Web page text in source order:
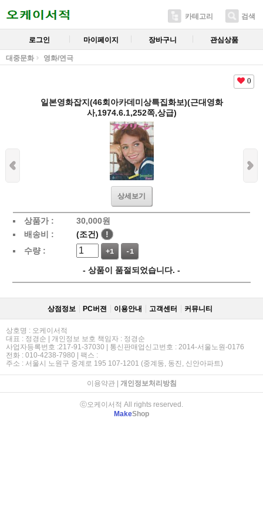
카테고리 검색
로그인 마이페이지 장바구니 관심상품
대중문화 영화/연극
0
일본영화잡지(46회아카데미상특집화보)(근대영화
사,1974.6.1,252쪽,상급)
상세보기
상품가 : 30,000원
배송비 :
(조건)
!
수량 :
+1 -1
- 상품이 품절되었습니다. -
상점정보 PC버젼 이용안내 고객센터 커뮤니티
상호명 : 오케이서적
대표 : 정경순 | 개인정보 보호 책임자 : 정경순
사업자등록번호 :217-91-37030 | 통신판매업신고번호 : 2014-서울노원-0176
전화 : 010-4238-7980 | 팩스 :
주소 : 서울시 노원구 중계로 195 107-1201 (중계동, 동진, 신안아파트)
이용약관| 개인정보처리방침
ⓒ오케이서적 All rights reserved.
MakeShop